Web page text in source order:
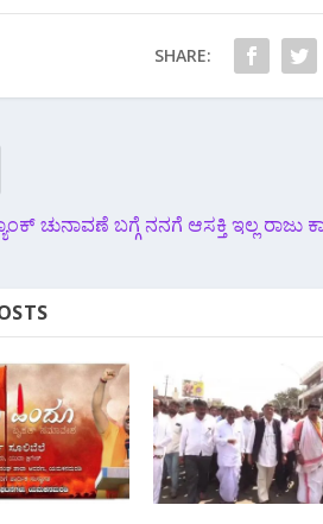
SHARE:
ಚುನಾವಣೆ ‌ಬಗ್ಗೆ ನನಗೆ ಆಸಕ್ತಿ ಇಲ್ಲ ರಾಜು